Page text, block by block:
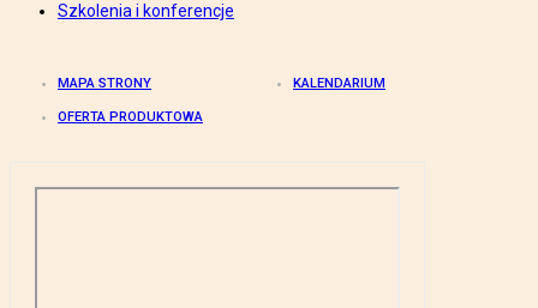
Szkolenia i konferencje
MAPA STRONY KALENDARIUM
OFERTA PRODUKTOWA